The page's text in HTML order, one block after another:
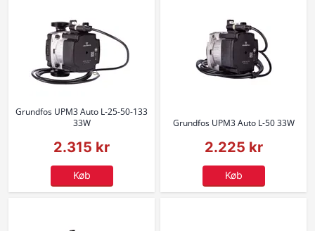
Grundfos UPM3 Auto L-25-50-133
33W
2.315 kr
Køb
Grundfos UPM3 Auto L-50 33W
2.225 kr
Køb